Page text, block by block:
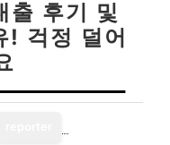
출 후기 및
! 걱정 덜어